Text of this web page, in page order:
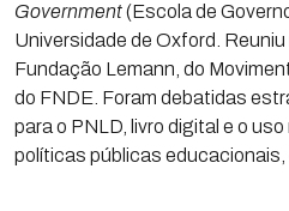
Government(Escola de
Universidade de Oxford.
Fundação Lemann, do
do FNDE. Foram debatidas
para o PNLD, livro digital e o
políticas públicas educacionais,